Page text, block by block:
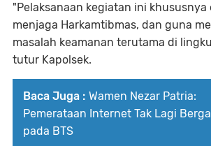
"Pelaksanaan kegiatan ini khususnya
menjaga Harkamtibmas, dan guna
masalah keamanan terutama di
tutur Kapolsek.
Baca Juga : Wamen Nezar Patria:
Pemerataan Internet Tak Lagi
pada BTS